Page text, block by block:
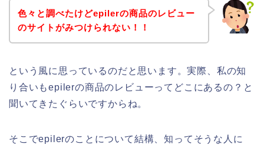
色々と調べたけどepilerの商品のレビュー
のサイトがみつけられない！！
という風に思っているのだと思います。実際、私の知
り合いもepilerの商品のレビューってどこにあるの？と
聞いてきたぐらいですからね。
そこでepilerのことについて結構、知ってそうな人に